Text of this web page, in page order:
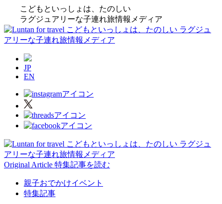
こどもといっしょは、たのしい
ラグジュアリーな子連れ旅情報メディア
JP
EN
Original Article 特集記事を読む
親子おでかけイベント
特集記事